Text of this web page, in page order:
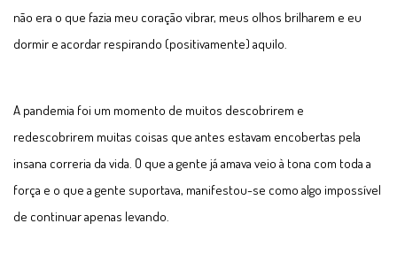
não era o que fazia meu coração vibrar, meus olhos brilharem e eu
dormir e acordar respirando (positivamente) aquilo.
A pandemia foi um momento de muitos descobrirem e
redescobrirem muitas coisas que antes estavam encobertas pela
insana correria da vida. O que a gente já amava veio à tona com toda a
força e o que a gente suportava, manifestou-se como algo impossível
de continuar apenas levando.